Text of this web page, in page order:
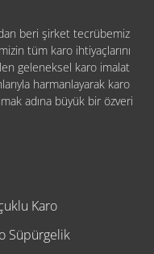
beri şirket tecrübemiz
tüm karo ihtiyaçlarını
geleneksel karo imalat
harmanlayarak karo
adına büyük bir özveri
Karo
Süpürgelik